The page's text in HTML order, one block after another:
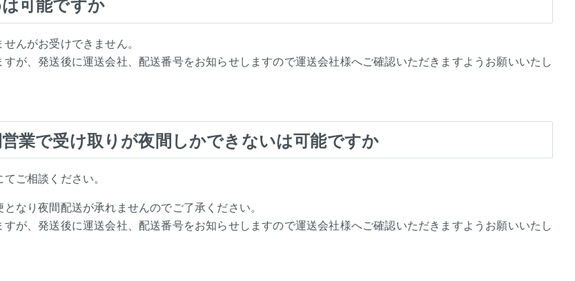
んがお受けできません。
すが、発送後に運送会社、配送番号をお知らせしますので運送会社様へご確認いただきますようお願いいたし
業で受け取りが夜間しかできないは可能ですか
ご相談ください。
なり夜間配送が承れませんのでご了承ください。
すが、発送後に運送会社、配送番号をお知らせしますので運送会社様へご確認いただきますようお願いいたし